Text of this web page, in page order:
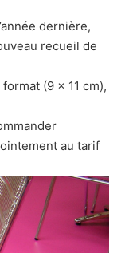
dernière,
recueil de
(9 x 11 cm),
au tarif